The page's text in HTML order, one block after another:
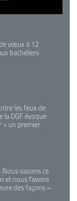
vœux à 12
bacheliers
les feux de
la DGF évoque
» un premier
savons ce
et nous l’avons
des façons »